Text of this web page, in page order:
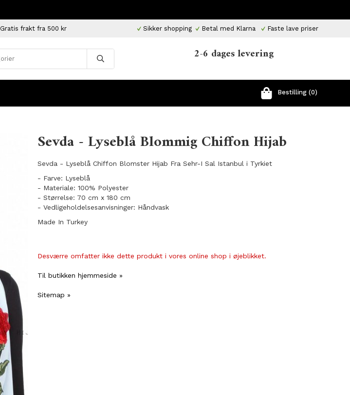
Gratis frakt fra 500 kr Sikker shopping Betal med Klarna Faste lave priser
2-6 dages levering
Bestilling (0)
Sevda - Lyseblå Blommig Chiffon Hijab
Sevda - Lyseblå Chiffon Blomster Hijab Fra Sehr-I Sal Istanbul i Tyrkiet
- Farve: Lyseblå
- Materiale: 100% Polyester
- Størrelse: 70 cm x 180 cm
- Vedligeholdelsesanvisninger: Håndvask
Made In Turkey
Desværre omfatter ikke dette produkt i vores online shop i øjeblikket.
Til butikken hjemmeside »
Sitemap »